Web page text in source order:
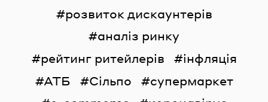
розвиток дискаунтерів
аналіз ринку
рейтинг ритейлерів
інфляція
АТБ
Сільпо
супермаркет